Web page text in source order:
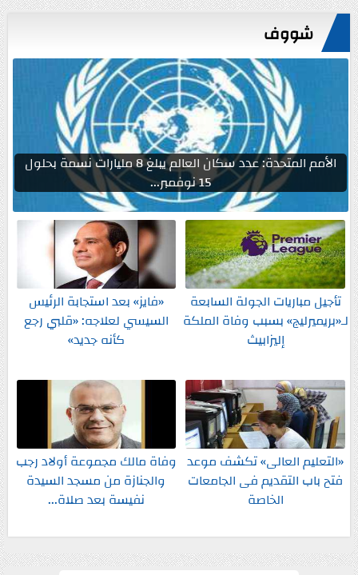
شووف
الأمم المتحدة: عدد سكان العالم يبلغ 8 مليارات نسمة بحلول
15 نوفمبر...
تأجيل مباريات الجولة السابعة
لـ«بريميرليج» بسبب وفاة الملكة
إليزابيث
«فايز» بعد استجابة الرئيس
السيسي لعلاجه: «قلبي رجع
كأنه جديد»
«التعليم العالى» تكشف موعد
فتح باب التقديم فى الجامعات
الخاصة
وفاة مالك مجموعة أولاد رجب
والجنازة من مسجد السيدة
نفيسة بعد صلاة...